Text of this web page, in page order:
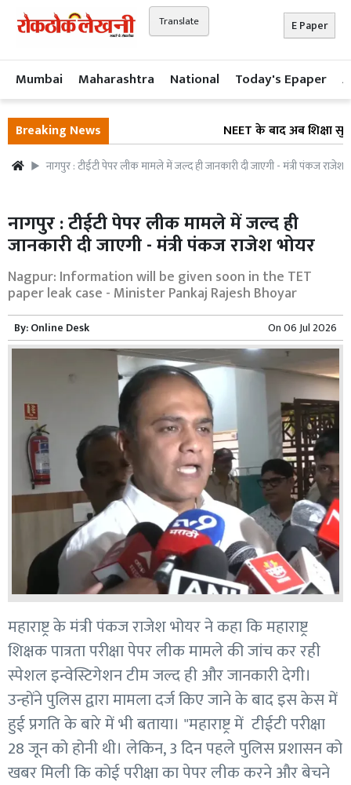
Translate E Paper
Mumbai Maharashtra National Today's Epaper
Breaking News NEET के बाद अब शिक्षा
नागपुर : टीईटी पेपर लीक मामले में जल्द ही जानकारी दी जाएगी - मंत्री पंकज राजेश
नागपुर : टीईटी पेपर लीक मामले में जल्द ही
जानकारी दी जाएगी - मंत्री पंकज राजेश भोयर
Nagpur: Information will be given soon in the TET
paper leak case - Minister Pankaj Rajesh Bhoyar
By:Online Desk On06 Jul 2026
महाराष्ट्र के मंत्री पंकज राजेश भोयर ने कहा कि महाराष्ट्र
शिक्षक पात्रता परीक्षा पेपर लीक मामले की जांच कर रही
स्पेशल इन्वेस्टिगेशन टीम जल्द ही और जानकारी देगी।
उन्होंने पुलिस द्वारा मामला दर्ज किए जाने के बाद इस केस में
हुई प्रगति के बारे में भी बताया। "महाराष्ट्र में टीईटी परीक्षा
28 जून को होनी थी। लेकिन, 3 दिन पहले पुलिस प्रशासन को
खबर मिली कि कोई परीक्षा का पेपर लीक करने और बेचने